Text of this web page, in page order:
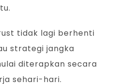
tidak lagi berhenti
strategi jangka
diterapkan secara
sehari-hari.